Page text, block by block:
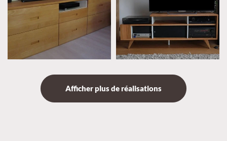
Afficher plus de réalisations